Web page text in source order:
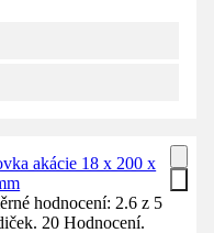
akácie 18 x 200 x
hodnocení: 2.6 z 5
20 Hodnocení.